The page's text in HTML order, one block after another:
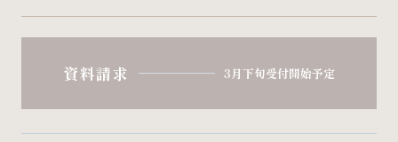
資料請求 3月下旬受付開始予定